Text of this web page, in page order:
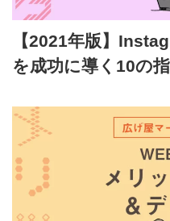
【2021年版】
を成功に導く10の